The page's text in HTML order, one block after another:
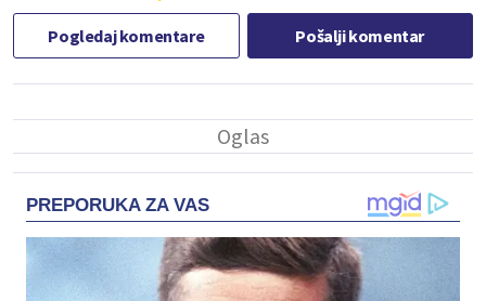
Pogledaj komentare Pošalji komentar
PREPORUKA ZA VAS